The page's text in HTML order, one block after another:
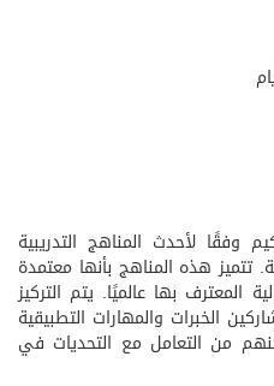
لأحدث المناهج التدريبية
تتميز هذه المناهج بأنها معتمدة
المعترف بها عالميًا. يتم التركيز
الخبرات والمهارات التطبيقية
من التعامل مع التحديات في